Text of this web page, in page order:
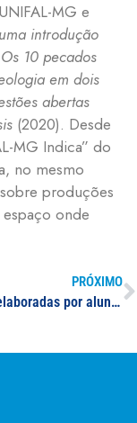
MG e
introdução
Os 10 pecados
em dois
abertas
(2020). Desde
MG Indica” do
no mesmo
produções
onde
PRÓXIMO
Diretrizes elaboradas por aluna do curso de Fisioterapia da UNIFAL-MG são incluídas em base de dados da Organização Mundial da Saúde; estudo auxilia fisioterapeutas e pacientes na realização de atendimentos não presenciais